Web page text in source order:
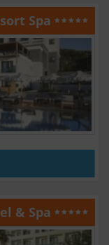
Spa
& Spa